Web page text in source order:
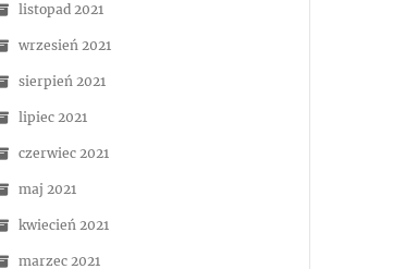
listopad 2021
wrzesień 2021
sierpień 2021
lipiec 2021
czerwiec 2021
maj 2021
kwiecień 2021
marzec 2021